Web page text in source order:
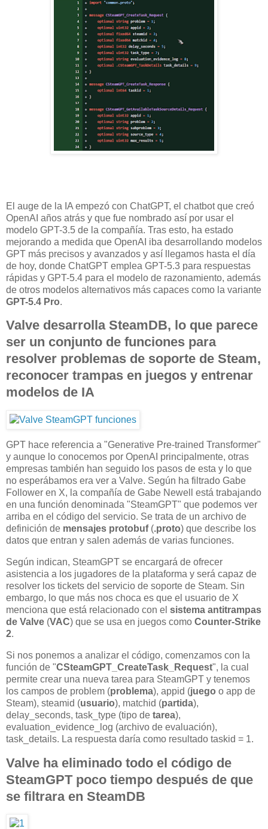
El auge de la IA empezó con ChatGPT, el chatbot que creó
OpenAI años atrás y que fue nombrado así por usar el
modelo GPT-3.5 de la compañía. Tras esto, ha estado
mejorando a medida que OpenAI iba desarrollando modelos
GPT más precisos y avanzados y así llegamos hasta el día
de hoy, donde ChatGPT emplea GPT-5.3 para respuestas
rápidas y GPT-5.4 para el modelo de razonamiento, además
de otros modelos alternativos más capaces como la variante
GPT-5.4 Pro.
Valve desarrolla SteamDB, lo que parece
ser un conjunto de funciones para
resolver problemas de soporte de Steam,
reconocer trampas en juegos y entrenar
modelos de IA
GPT hace referencia a "Generative Pre-trained Transformer"
y aunque lo conocemos por OpenAI principalmente, otras
empresas también han seguido los pasos de esta y lo que
no esperábamos era ver a Valve. Según ha filtrado Gabe
Follower en X, la compañía de Gabe Newell está trabajando
en una función denominada "SteamGPT" que podemos ver
arriba en el código del servicio. Se trata de un archivo de
definición de mensajes protobuf(.proto) que describe los
datos que entran y salen además de varias funciones.
Según indican, SteamGPT se encargará de ofrecer
asistencia a los jugadores de la plataforma y será capaz de
resolver los tickets del servicio de soporte de Steam. Sin
embargo, lo que más nos choca es que el usuario de X
menciona que está relacionado con el sistema antitrampas
de Valve (VAC) que se usa en juegos como Counter-Strike
2.
Si nos ponemos a analizar el código, comenzamos con la
función de "CSteamGPT_CreateTask_Request", la cual
permite crear una nueva tarea para SteamGPT y tenemos
los campos de problem (problema), appid (juego o app de
Steam), steamid (usuario), matchid (partida),
delay_seconds, task_type (tipo de tarea),
evaluation_evidence_log (archivo de evaluación),
task_details. La respuesta daría como resultado taskid = 1.
Valve ha eliminado todo el código de
SteamGPT poco tiempo después de que
se filtrara en SteamDB